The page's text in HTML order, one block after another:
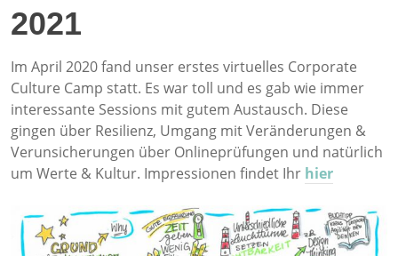
2021
Im April 2020 fand unser erstes virtuelles Corporate
Culture Camp statt. Es war toll und es gab wie immer
interessante Sessions mit gutem Austausch. Diese
gingen über Resilienz, Umgang mit Veränderungen &
Verunsicherungen über Onlineprüfungen und natürlich
um Werte & Kultur. Impressionen findet Ihr hier